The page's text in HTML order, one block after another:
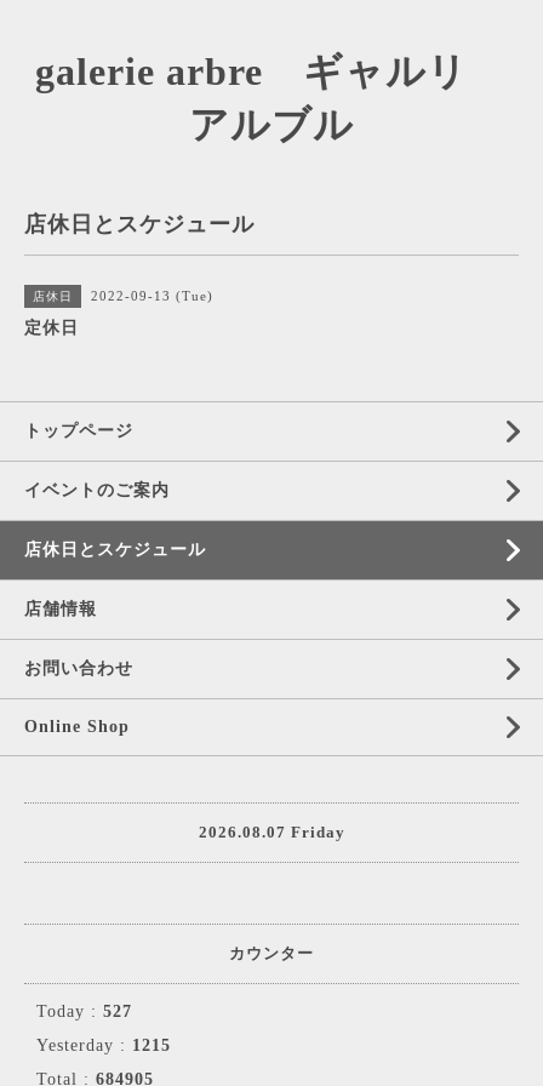
galerie arbre ギャルリ
アルブル
店休日とスケジュール
店休日 2022-09-13 (Tue)
定休日
トップページ
イベントのご案内
店休日とスケジュール
店舗情報
お問い合わせ
Online Shop
2026.08.07 Friday
カウンター
Today : 527
Yesterday : 1215
Total : 684905